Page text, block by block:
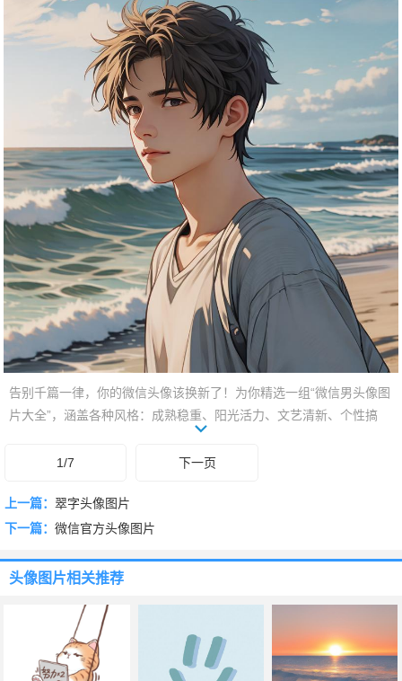
告别千篇一律，你的微信头像该换新了！为你精选一组“微信男头像图
片大全”，涵盖各种风格：成熟稳重、阳光活力、文艺清新、个性搞
怪……总有一款能完美展现你的独特魅力。拒绝尬聊，从头像开始！
点击查看，找到最能代表你的那张脸！
1/7 下一页
上一篇： 翠字头像图片
下一篇： 微信官方头像图片
头像图片相关推荐